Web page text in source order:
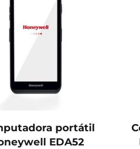
portátil
EDA52